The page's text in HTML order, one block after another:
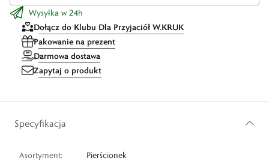
Wysyłka w 24h
Dołącz do Klubu Dla Przyjaciół W.KRUK
Pakowanie na prezent
Darmowa dostawa
Zapytaj o produkt
Specyfikacja
Asortyment:
Pierścionek